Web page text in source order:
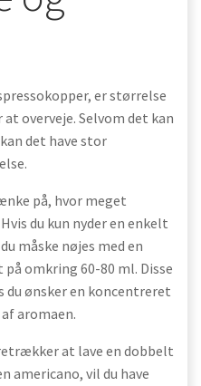
er størrelse
overveje. Selvom det kan
det have stor
på, hvor meget
du kun nyder en enkelt
måske nøjes med en
omkring 60-80 ml. Disse
du ønsker en koncentreret
aromaen.
at lave en dobbelt
americano, vil du have